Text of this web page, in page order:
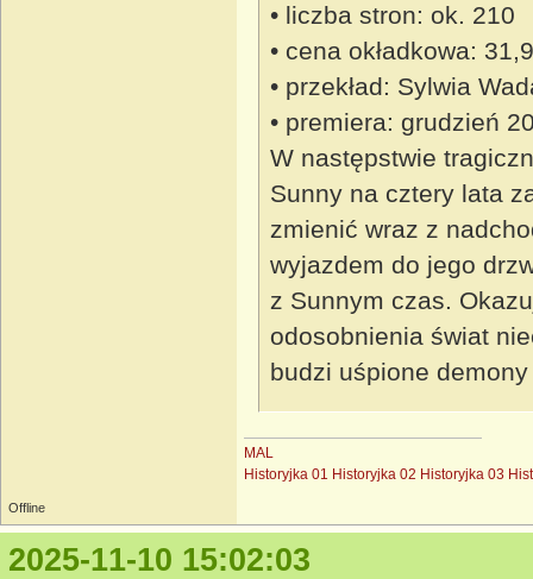
• liczba stron: ok. 210
• cena okładkowa:
• przekład: Sylwia
• premiera: grudzień
W następstwie
Sunny na cztery lata
zmienić wraz z
wyjazdem do jego
z Sunnym czas.
odosobnienia świat
budzi uśpione demony
MAL
Historyjka 01 Historyjka 02 Historyjka 03
Offline
2025-11-10 15:02:03